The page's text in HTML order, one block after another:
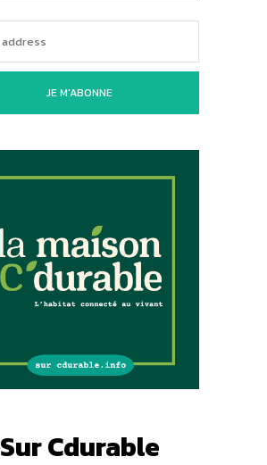
JE M'ABONNE
Sur Cdurable